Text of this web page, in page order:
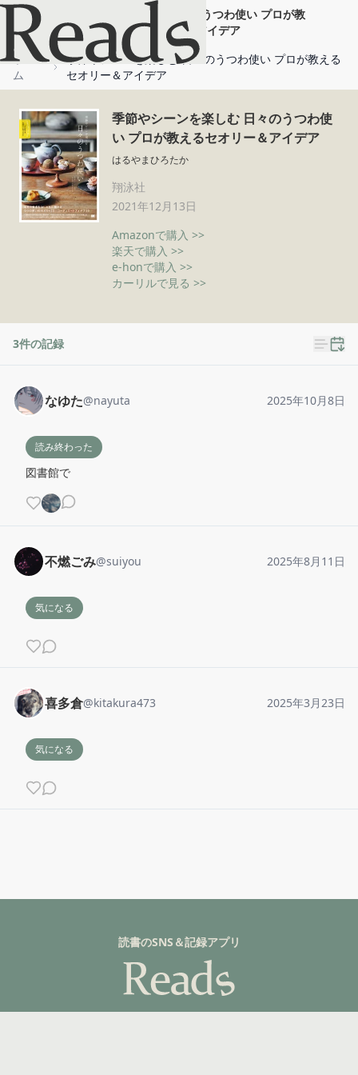
季節やシーンを楽しむ 日々のうつわ使い プロが教
えるセオリー＆アイデア
ホー
ム
季節やシーンを楽しむ 日々のうつわ使い プロが教える
セオリー＆アイデア
季節やシーンを楽しむ 日々のうつわ使
い プロが教えるセオリー＆アイデア
はるやまひろたか
翔泳社
2021年12月13日
Amazonで購入 >>
楽天で購入 >>
e-honで購入 >>
カーリルで見る >>
3件の記録
なゆた@nayuta 2025年10月8日
読み終わった
図書館で
不燃ごみ@suiyou 2025年8月11日
気になる
喜多倉@kitakura473 2025年3月23日
気になる
読書のSNS＆記録アプリ